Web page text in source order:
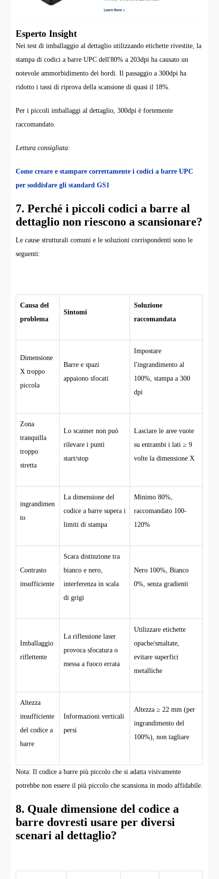
Esperto Insight
Nei test di imballaggio al dettaglio utilizzando etichette rivestite, la
stampa di codici a barre UPC dell'80% a 203dpi ha causato un
notevole ammorbidimento dei bordi. Il passaggio a 300dpi ha
ridotto i tassi di riprova della scansione di quasi il 18%.
Per i piccoli imballaggi al dettaglio, 300dpi è fortemente
raccomandato.
Lettura consigliata:
Come creare e stampare correttamente i codici a barre UPC
per soddisfare gli standard GS1
7. Perché i piccoli codici a barre al
dettaglio non riescono a scansionare?
Le cause strutturali comuni e le soluzioni corrispondenti sono le
seguenti:
Causa del
problema
Sintomi
Soluzione
raccomandata
Dimensione
X troppo
piccola
Barre e spazi
appaiono sfocati
Impostare
l'ingrandimento al
100%, stampa a 300
dpi
Zona
tranquilla
troppo
stretta
Lo scanner non può
rilevare i punti
start/stop
Lasciare le aree vuote
su entrambi i lati ≥ 9
volte la dimensione X
ingrandimen
to
La dimensione del
codice a barre supera i
limiti di stampa
Minimo 80%,
raccomandato 100-
120%
Contrasto
insufficiente
Scara distinzione tra
bianco e nero,
interferenza in scala
di grigi
Nero 100%, Bianco
0%, senza gradienti
Imballaggio
riflettente
La riflessione laser
provoca sfocatura o
messa a fuoco errata
Utilizzare etichette
opache/smaltate,
evitare superfici
metalliche
Altezza
insufficiente
del codice a
barre
Informazioni verticali
persi
Altezza ≥ 22 mm (per
ingrandimento del
100%), non tagliare
Nota: Il codice a barre più piccolo che si adatta visivamente
potrebbe non essere il più piccolo che scansiona in modo affidabile.
8. Quale dimensione del codice a
barre dovresti usare per diversi
scenari al dettaglio?